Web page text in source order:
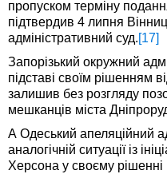
пропуском терміну
підтвердив 4 липня
адміністративний суд. [17]
Запорізький окружний
підставі своїм рішенням
залишив без розгляду
мешканців міста
А Одеський апеляційний
аналогічній ситуації із
Херсона у своєму